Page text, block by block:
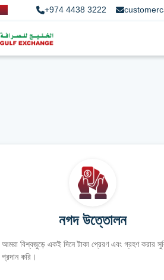
+974 4438 3222
নগদ উত্তোলন
আমরা বিশ্বজুড়ে একই দিনে টাকা প্রেরণ এবং গ্রহণ করার
প্রদান করি।